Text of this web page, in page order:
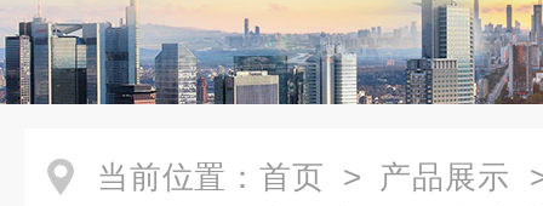
当前位置： 首页 > 产品展示